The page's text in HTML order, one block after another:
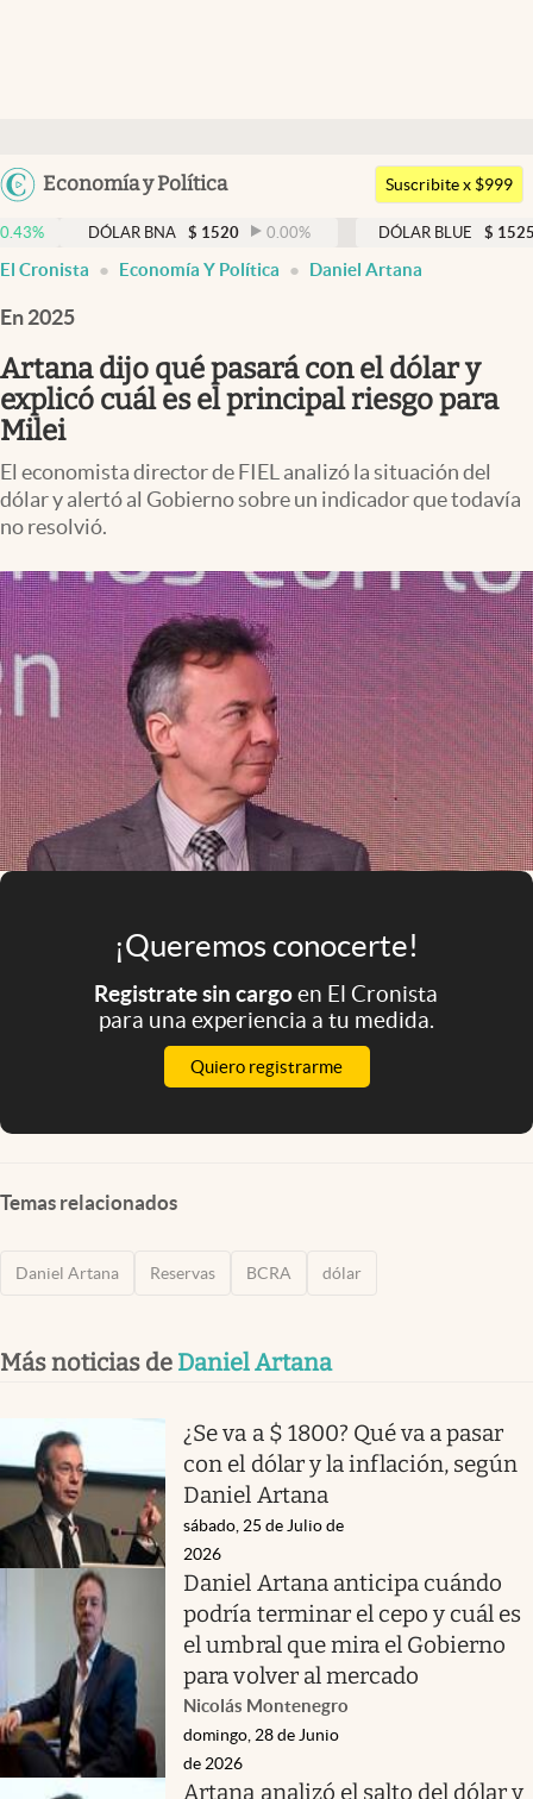
Argentina
Uruguay
Economía y Política
Members
Economía y Política
Finanzas y Mercados
Mercados Online
Negocios
Columnistas
Apertura
Clase
Clima
Mundial 2026
Eventos Corporativos
El Cronista Studio
Mediakit
abre en nueva pestaña
Suscribite x $999
DÓLAR BNA $ 1520 0.00% DÓLAR BLUE $ 1525 -0.33
El Cronista Economía Y Política Daniel Artana
En 2025
Artana dijo qué pasará con el dólar y
explicó cuál es el principal riesgo para
Milei
El economista director de FIEL analizó la situación del
dólar y alertó al Gobierno sobre un indicador que todavía
no resolvió.
¡Queremos conocerte!
Registrate sin cargoen El Cronista
para una experiencia a tu medida.
Quiero registrarme
Temas relacionados
Daniel Artana Reservas BCRA dólar
Más noticias de Daniel Artana
¿Se va a $ 1800? Qué va a pasar
con el dólar y la inflación, según
Daniel Artana
sábado, 25 de Julio de
2026
Daniel Artana anticipa cuándo
podría terminar el cepo y cuál es
el umbral que mira el Gobierno
para volver al mercado
Nicolás Montenegro
domingo, 28 de Junio
de 2026
Artana analizó el salto del dólar y